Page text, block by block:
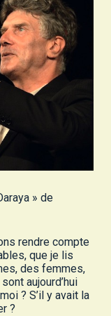
» de
rendre compte
que je lis
des femmes,
aujourd’hui
? S’il y avait la
?